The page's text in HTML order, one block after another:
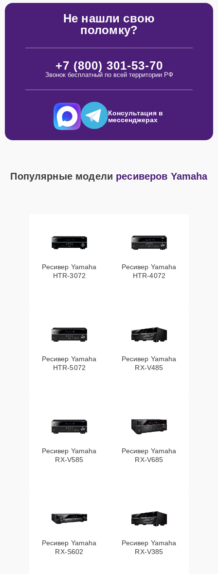
Не нашли свою
поломку?
+7 (800) 301-53-70
Звонок бесплатный по всей территории РФ
Консультация в
мессенджерах
Популярные модели ресиверов Yamaha
Ресивер Yamaha
HTR-3072
Ресивер Yamaha
HTR-4072
Ресивер Yamaha
HTR-5072
Ресивер Yamaha
RX-V485
Ресивер Yamaha
RX-V585
Ресивер Yamaha
RX-V685
Ресивер Yamaha
RX-S602
Ресивер Yamaha
RX-V385